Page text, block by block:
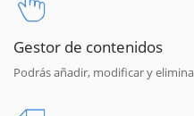
Gestor de contenidos
Podrás añadir, modificar y